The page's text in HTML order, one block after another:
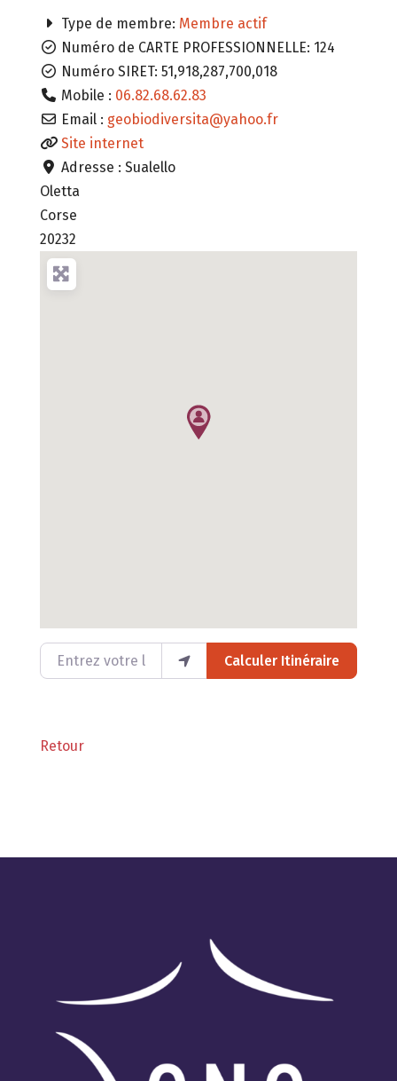
Type de membre: Membre actif
Numéro de CARTE PROFESSIONNELLE: 124
Numéro SIRET: 51,918,287,700,018
Mobile : 06.82.68.62.83
Email : geobiodiversita@yahoo.fr
Site internet
Adresse : Sualello
Oletta
Corse
20232
Entrez votre lieu Calculer Itinéraire
Retour